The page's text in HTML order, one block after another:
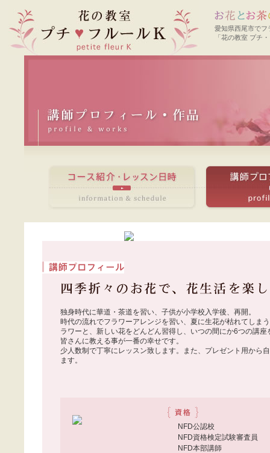
愛知県西尾市でフ
「花の教室 プチ
独身時代に華道・茶道を習い、子供が小学校入学後、再開。
時代の流れでフラワーアレンジを習い、夏に生花が枯れてしま
ラワーと、新しい花をどんどん習得し、いつの間にか6つの講
皆さんに教える事が一番の幸せです。
少人数制で丁寧にレッスン致します。また、プレゼント用から
ます。
NFD公認校
NFD資格検定試験審査員
NFD本部講師